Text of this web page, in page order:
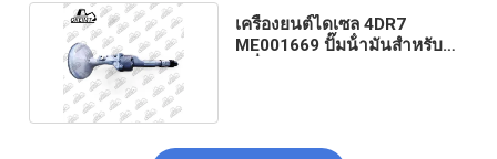
เครื่องยนต์ไดเซล 4DR7
ME001669 ปั๊มน้ํามันสําหรับ